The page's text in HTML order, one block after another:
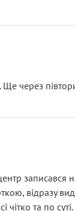
та бажання
через
записався
відразу
та по